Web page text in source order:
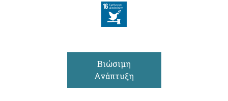
Βιώσιμη
Ανάπτυξη